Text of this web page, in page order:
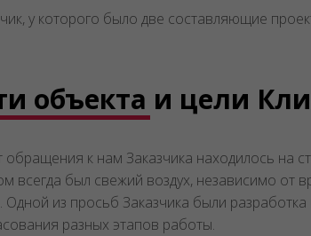
у которого было две составляющие
объекта и цели
к нам Заказчика находилось на
всегда был свежий воздух, независимо от
Одной из просьб Заказчика были
разных этапов работы.